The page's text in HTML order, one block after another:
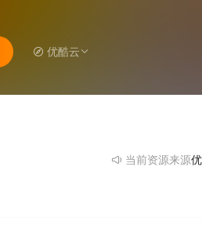
优酷云
当前资源来源优酷云-